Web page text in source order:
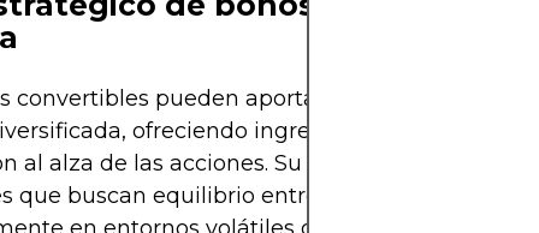
convertibles pueden aportar valor significativo
ofreciendo ingresos, protección a la
al alza de las acciones. Su perfil híbrido es
que buscan equilibrio entre crecimiento y